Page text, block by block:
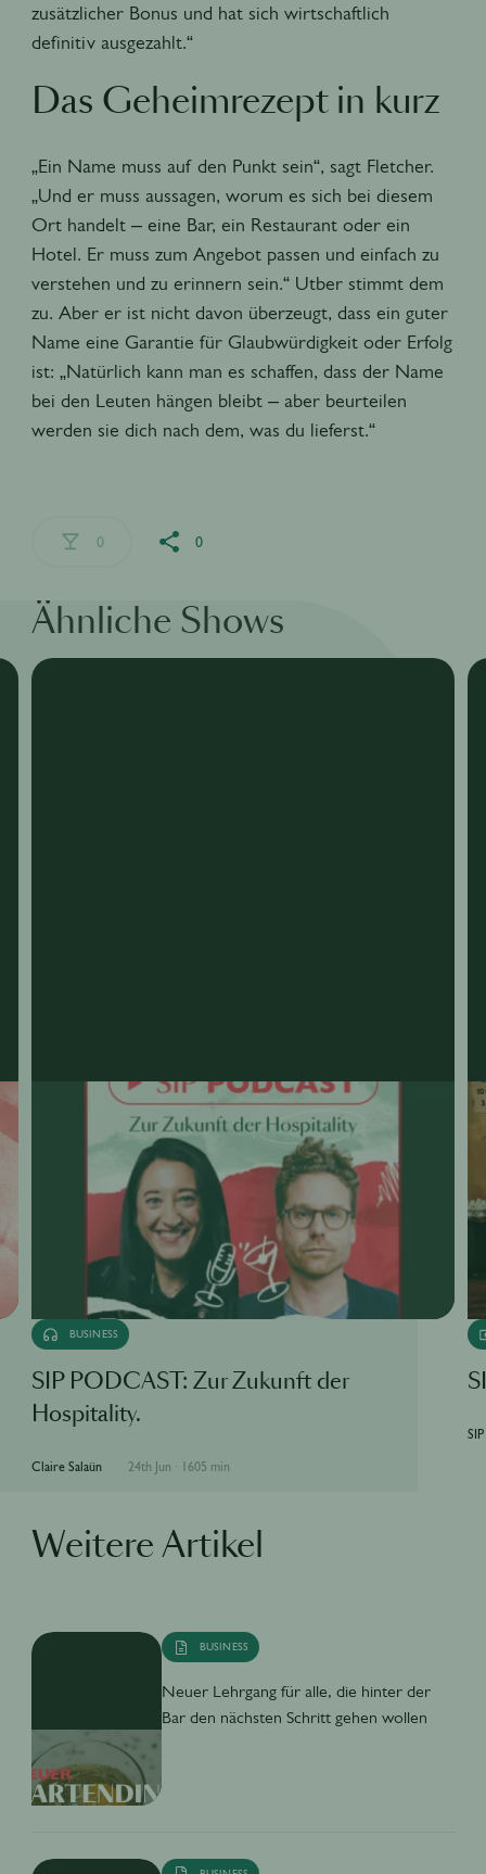
zusätzlicher Bonus und hat sich wirtschaftlich
definitiv ausgezahlt.“
Das Geheimrezept in kurz
„Ein Name muss auf den Punkt sein“, sagt Fletcher.
„Und er muss aussagen, worum es sich bei diesem
Ort handelt – eine Bar, ein Restaurant oder ein
Hotel. Er muss zum Angebot passen und einfach zu
verstehen und zu erinnern sein.“ Utber stimmt dem
zu. Aber er ist nicht davon überzeugt, dass ein guter
Name eine Garantie für Glaubwürdigkeit oder Erfolg
ist: „Natürlich kann man es schaffen, dass der Name
bei den Leuten hängen bleibt – aber beurteilen
werden sie dich nach dem, was du lieferst.“
0 0
Ähnliche Shows
BUSINESS
SIP PODCAST: Zur Zukunft der
Hospitality.
Claire Salaün 24th Jun · 1605 min
Weitere Artikel
BUSINESS
Neuer Lehrgang für alle, die hinter der
Bar den nächsten Schritt gehen wollen